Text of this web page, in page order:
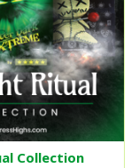
Collection